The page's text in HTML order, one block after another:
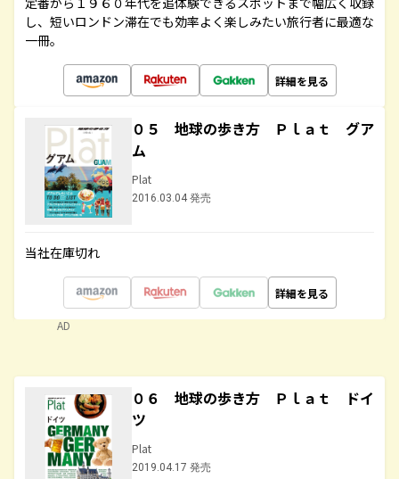
し、短いロンドン滞在でも効率よく楽しみたい旅行者に最適な
一冊。
詳細を見る
０５ 地球の歩き方 Ｐｌａｔ グア
ム
Plat
2016.03.04 発売
当社在庫切れ
詳細を見る
AD
０６ 地球の歩き方 Ｐｌａｔ ドイ
ツ
Plat
2019.04.17 発売